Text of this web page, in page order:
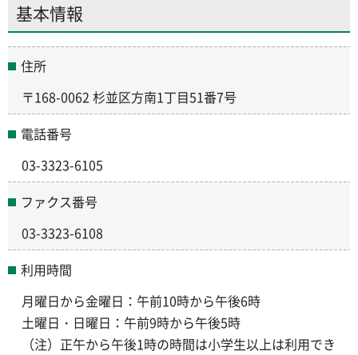
基本情報
住所
〒168-0062 杉並区方南1丁目51番7号
電話番号
03-3323-6105
ファクス番号
03-3323-6108
利用時間
月曜日から金曜日：午前10時から午後6時
土曜日・日曜日：午前9時から午後5時
（注）正午から午後1時の時間は小学生以上は利用でき